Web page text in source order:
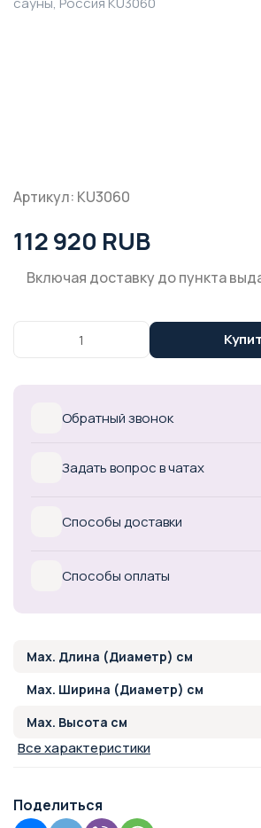
Артикул: KU3060
112 920 RUB
Включая доставку до пункта
Обратный звонок
Задать вопрос в чатах
Способы доставки
Способы оплаты
Max. Длина (Диаметр) см
Max. Ширина (Диаметр) см
Max. Высота см
Все характеристики
Поделиться